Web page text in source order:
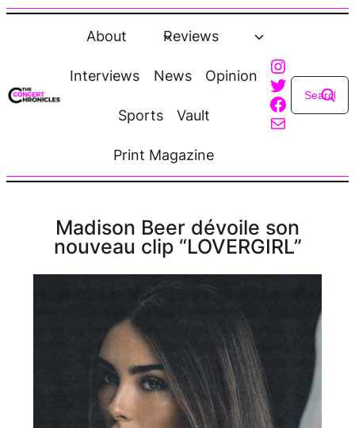
Skip
About Reviews
Interviews News Opinion
Sports Vault
Print Magazine
Twitter
Facebook
Mail
Madison Beer dévoile son
nouveau clip “LOVERGIRL”